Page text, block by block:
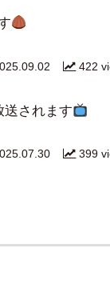
422
送されます
399